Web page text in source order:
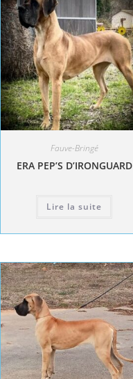
Fauve-Bringé
ERA PEP’S D’IRONGUARD
Lire la suite